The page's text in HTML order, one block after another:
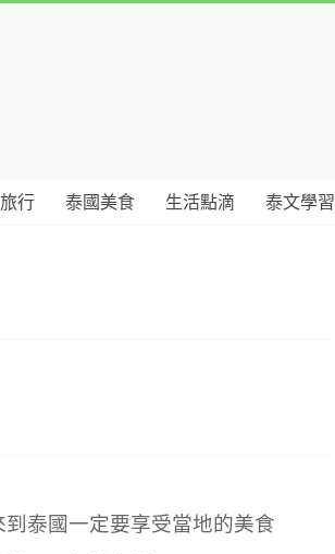
行 泰國美食 生活點滴 泰文學習
泰國一定要享受當地的美食